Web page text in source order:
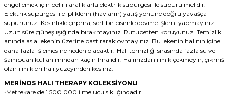
engellemek için belirli aralıklarla elektrik süpürgesi ile süpürülmelidir.
Elektrik süpürgesi ile ipliklerin (havların) yatış yönüne doğru yavaşça
süpürünüz. Kesinlikle çırpma, sert bir cisimle dövme işlemi yapmayınız.
Uzun süre güneş ışığında bırakmayınız. Rutubetten koruyunuz. Temizlik
anında asla lekenin üzerine bastırarak ovmayınız. Bu lekenin halının içine
daha fazla işlemesine neden olacaktır. Halı temizliği sırasında fazla su ve
şampuan kullanımından kaçınılmalıdır. Halınızdan ilmik çekmeyin, çıkmış
olan ilmikleri halı yüzeyinden kesiniz.
MERİNOS HALI THERAPY KOLEKSİYONU
•Metrekare de 1.500.000 ilme ucu sıklığındadır.